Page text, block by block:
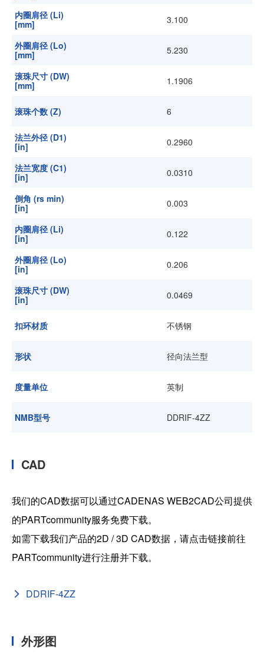
内圈肩径 (Li)
[mm]
3.100
外圈肩径 (Lo)
[mm]
5.230
滚珠尺寸 (DW)
[mm]
1.1906
滚珠个数 (Z) 6
法兰外径 (D1)
[in]
0.2960
法兰宽度 (C1)
[in]
0.0310
倒角 (rs min)
[in]
0.003
内圈肩径 (Li)
[in]
0.122
外圈肩径 (Lo)
[in]
0.206
滚珠尺寸 (DW)
[in]
0.0469
扣环材质 不锈钢
形状 径向法兰型
度量单位 英制
NMB型号 DDRIF-4ZZ
CAD
我们的CAD数据可以通过CADENAS WEB2CAD公司提供
的PARTcommunity服务免费下载。
如需下载我们产品的2D / 3D CAD数据，请点击链接前往
PARTcommunity进行注册并下载。
DDRIF-4ZZ
外形图